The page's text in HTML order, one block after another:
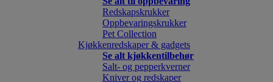
Redskapskrukker
Oppbevaringskrukker
Pet Collection
Kjøkkenredskaper & gadgets
Se alt kjøkkentilbehør
Salt- og pepperkverner
Kniver og redskaper